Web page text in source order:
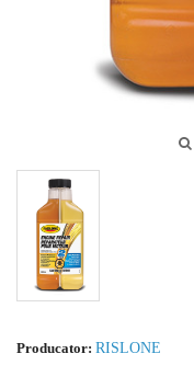
Producator: RISLONE